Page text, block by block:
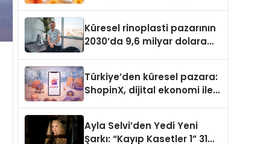
Küresel rinoplasti pazarının
2030’da 9,6 milyar dolara
Türkiye’den küresel pazara:
ShopinX, dijital ekonomi ile
Ayla Selvi’den Yedi Yeni
Şarkı: “Kayıp Kasetler 1” 31